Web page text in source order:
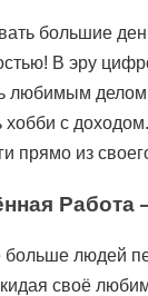
большие
В эру
любимым
хобби с
прямо из
людей
своё